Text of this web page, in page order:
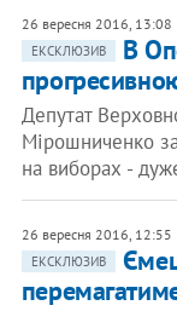
26 вересня 2016, 13:08
ЕКСКЛЮЗИВ
В
Депутат
Мірошниченко
на виборах -
26 вересня 2016, 12:55
ЕКСКЛЮЗИВ